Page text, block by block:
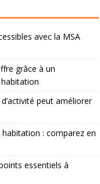
avec la MSA
grâce à un
peut améliorer
: comparez en
essentiels à